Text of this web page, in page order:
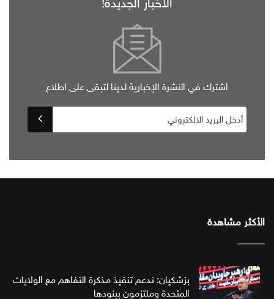
اشترك في النشرة الإخبارية لدينا لتبقى على اطلاع
الأكثر مشاهدة
بزشكيان: ندعم تنفيذ مذكرة التفاهم مع الولايات
المتحدة وملتزمون ببنودها